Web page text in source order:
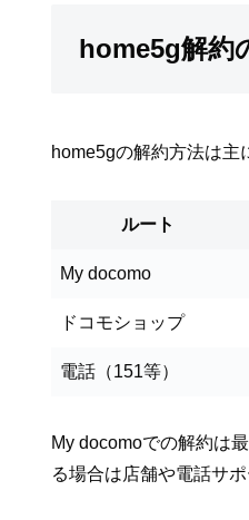
home5g解約
home5gの解約方法は主
ルート
My docomo
ドコモショップ
電話（151等）
My docomoでの解約は
る場合は店舗や電話サ